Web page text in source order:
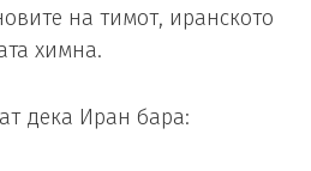
на тимот, иранското
химна.
дека Иран бара: